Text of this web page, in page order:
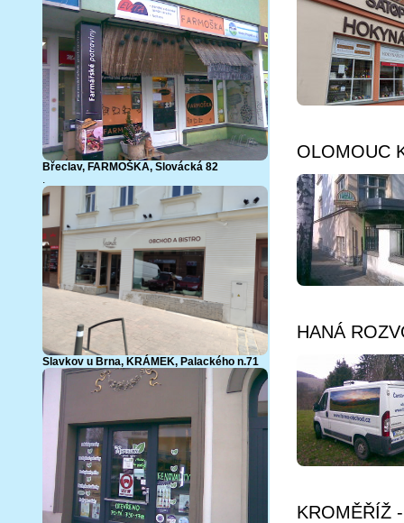
Břeclav, FARMOŠKA, Slovácká 82
.
Slavkov u Brna, KRÁMEK, Palackého n.71
OLOMOUC
HANÁ
KROMĚŘÍŽ